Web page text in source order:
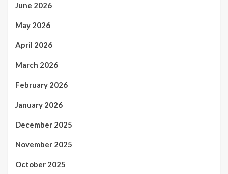
June 2026
May 2026
April 2026
March 2026
February 2026
January 2026
December 2025
November 2025
October 2025